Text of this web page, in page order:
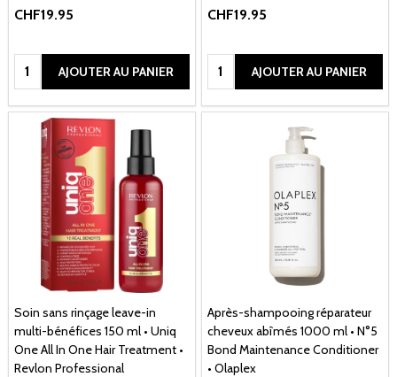
CHF19.95
Quantité:AJOUTER AU PANIER
CHF19.95
Quantité:AJOUTER AU PANIER
Soin sans rinçage leave-in
multi-bénéfices 150 ml • Uniq
One All In One Hair Treatment •
Revlon Professional
Après-shampooing réparateur
cheveux abîmés 1000 ml • N°5
Bond Maintenance Conditioner
• Olaplex